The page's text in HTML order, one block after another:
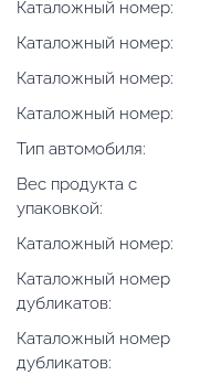
Каталожный номер:
Каталожный номер:
Каталожный номер:
Каталожный номер:
Тип автомобиля:
Вес продукта с
упаковкой:
Каталожный номер:
Каталожный номер
дубликатов:
Каталожный номер
дубликатов: